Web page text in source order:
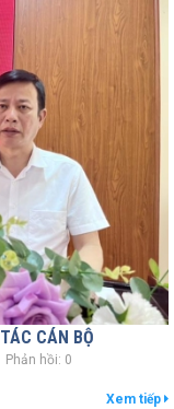
CÁN BỘ
Phản hồi: 0
Xem tiếp